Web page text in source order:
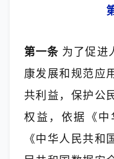
第一条 为了促进
康发展和规范应
共利益，保护公
权益，依据《中
《中华人民共和